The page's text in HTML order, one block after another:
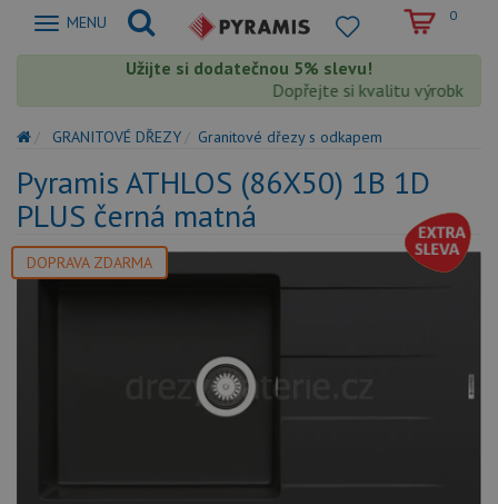
Zobrazit
MENU 0
Užijte si dodatečnou 5% slevu!
Dopřejte si kvalitu výrobků
GRANITOVÉ DŘEZY Granitové dřezy s odkapem
Pyramis ATHLOS (86X50) 1B 1D
PLUS černá matná
DOPRAVA ZDARMA